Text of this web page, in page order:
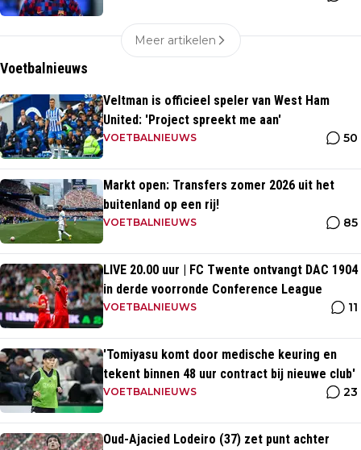
Meer artikelen
Voetbalnieuws
Veltman is officieel speler van West Ham
United: 'Project spreekt me aan'
VOETBALNIEUWS 50
Markt open: Transfers zomer 2026 uit het
buitenland op een rij!
VOETBALNIEUWS 85
LIVE 20.00 uur | FC Twente ontvangt DAC 1904
in derde voorronde Conference League
VOETBALNIEUWS 11
'Tomiyasu komt door medische keuring en
tekent binnen 48 uur contract bij nieuwe club'
VOETBALNIEUWS 23
Oud-Ajacied Lodeiro (37) zet punt achter